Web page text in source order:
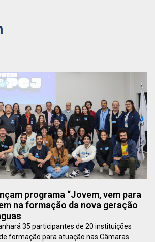
programa “Jovem, vem para
na formação da nova geração
35 participantes de 20 instituições
formação para atuação nas Câmaras